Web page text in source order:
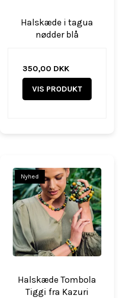
Halskæde i tagua
nødder blå
350,00 DKK
VIS PRODUKT
Nyhed
Halskæde Tombola
Tiggi fra Kazuri